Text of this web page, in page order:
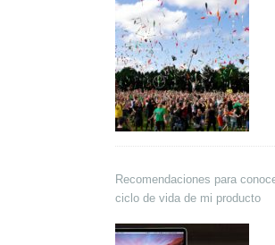
Recomendaciones para
ciclo de vida de mi producto